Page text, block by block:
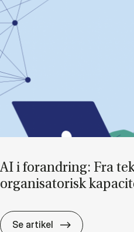
AI i for­an­dring: Fra
or­ga­ni­sa­to­risk
Se artikel AI i